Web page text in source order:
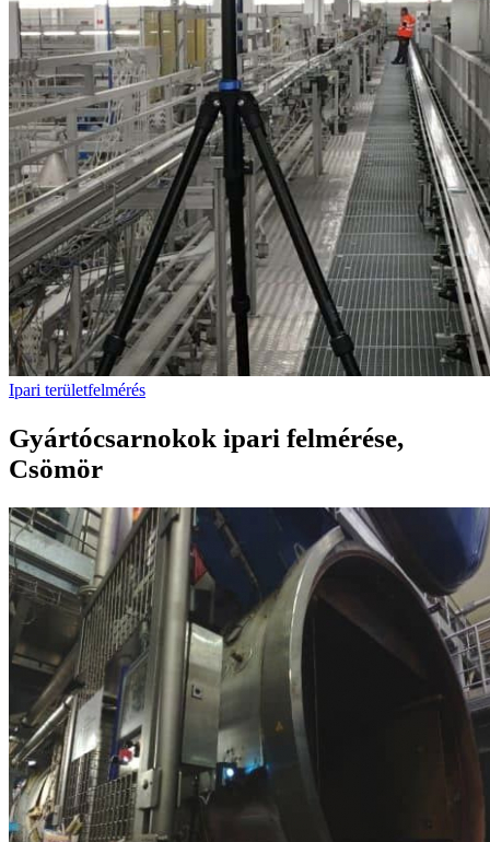
Ipari területfelmérés
Gyártócsarnokok ipari felmérése,
Csömör